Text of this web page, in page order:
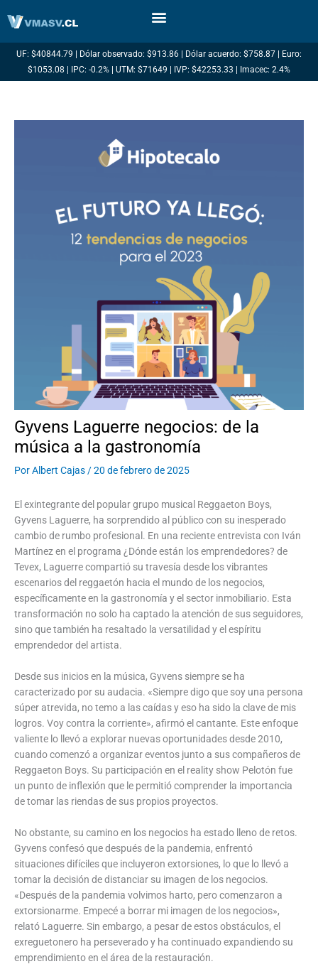
UF: $40844.79 | Dólar observado: $913.86 | Dólar acuerdo: $758.87 | Euro:
$1053.08 | IPC: -0.2% | UTM: $71649 | IVP: $42253.33 | Imacec: 2.4%
Gyvens Laguerre negocios: de la
música a la gastronomía
PorAlbert Cajas /20 de febrero de 2025
El exintegrante del popular grupo musical Reggaeton Boys,
Gyvens Laguerre, ha sorprendido al público con su inesperado
cambio de rumbo profesional. En una reciente entrevista con Iván
Martínez en el programa ¿Dónde están los emprendedores? de
Tevex, Laguerre compartió su travesía desde los vibrantes
escenarios del reggaetón hacia el mundo de los negocios,
específicamente en la gastronomía y el sector inmobiliario. Esta
transformación no solo ha captado la atención de sus seguidores,
sino que también ha resaltado la versatilidad y el espíritu
emprendedor del artista.
Desde sus inicios en la música, Gyvens siempre se ha
caracterizado por su audacia. «Siempre digo que soy una persona
súper atrevida, no temo a las caídas y eso ha sido la clave de mis
logros. Voy contra la corriente», afirmó el cantante. Este enfoque
valiente lo llevó a explorar nuevas oportunidades desde 2010,
cuando comenzó a organizar eventos junto a sus compañeros de
Reggaeton Boys. Su participación en el reality show Pelotón fue
un punto de inflexión que le permitió comprender la importancia
de tomar las riendas de sus propios proyectos.
No obstante, su camino en los negocios ha estado lleno de retos.
Gyvens confesó que después de la pandemia, enfrentó
situaciones difíciles que incluyeron extorsiones, lo que lo llevó a
tomar la decisión de distanciar su imagen de los negocios.
«Después de la pandemia volvimos harto, pero comenzaron a
extorsionarme. Empecé a borrar mi imagen de los negocios»,
relató Laguerre. Sin embargo, a pesar de estos obstáculos, el
exreguetonero ha perseverado y ha continuado expandiendo su
emprendimiento en el área de la restauración.